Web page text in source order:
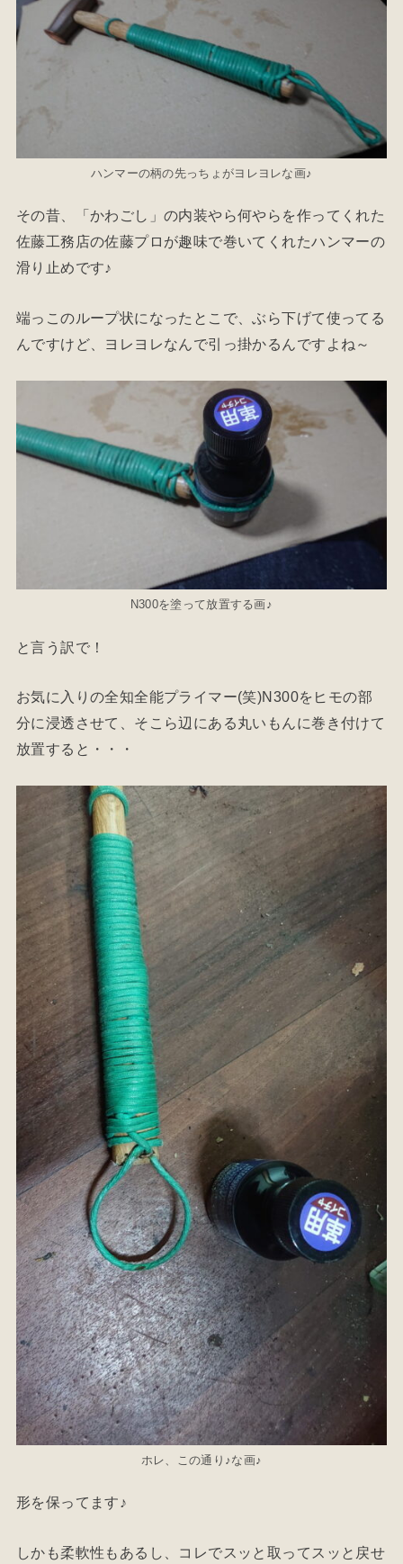
ハンマーの柄の先っちょがヨレヨレな画♪
その昔、「かわごし」の内装やら何やらを作ってくれた
佐藤工務店の佐藤プロが趣味で巻いてくれたハンマーの
滑り止めです♪
端っこのループ状になったとこで、ぶら下げて使ってる
んですけど、ヨレヨレなんで引っ掛かるんですよね～
N300を塗って放置する画♪
と言う訳で！
お気に入りの全知全能プライマー(笑)N300をヒモの部
分に浸透させて、そこら辺にある丸いもんに巻き付けて
放置すると・・・
ホレ、この通り♪な画♪
形を保ってます♪
しかも柔軟性もあるし、コレでスッと取ってスッと戻せ